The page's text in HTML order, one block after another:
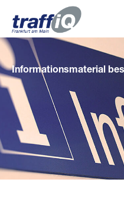
Informationsmaterial